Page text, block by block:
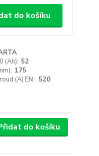
do košíku
(Ah): 52
175
(A) EN:: 520
do košíku